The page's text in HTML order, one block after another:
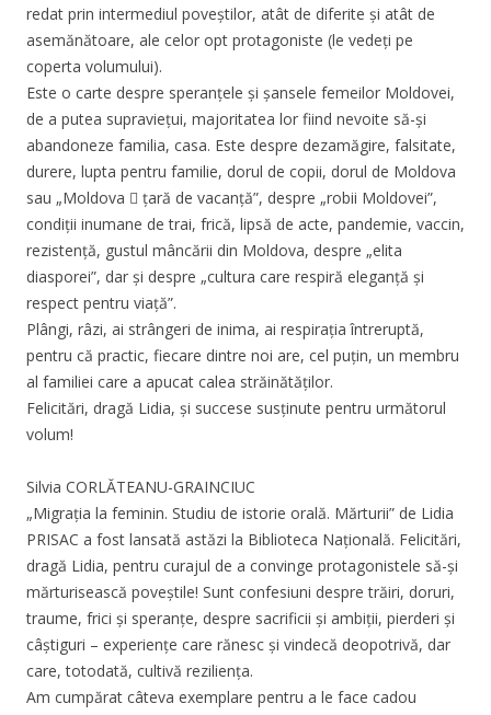
redat prin intermediul poveștilor, atât de diferite și atât de
asemănătoare, ale celor opt protagoniste (le vedeți pe
coperta volumului).
Este o carte despre speranțele și șansele femeilor Moldovei,
de a putea supraviețui, majoritatea lor fiind nevoite să-și
abandoneze familia, casa. Este despre dezamăgire, falsitate,
durere, lupta pentru familie, dorul de copii, dorul de Moldova
sau „Moldova  țară de vacanță”, despre „robii Moldovei”,
condiții inumane de trai, frică, lipsă de acte, pandemie, vaccin,
rezistență, gustul mâncării din Moldova, despre „elita
diasporei”, dar și despre „cultura care respiră eleganță și
respect pentru viață”.
Plângi, râzi, ai strângeri de inima, ai respirația întreruptă,
pentru că practic, fiecare dintre noi are, cel puțin, un membru
al familiei care a apucat calea străinătăților.
Felicitări, dragă Lidia, și succese susținute pentru următorul
volum!
Silvia CORLĂTEANU-GRAINCIUC
„Migrația la feminin. Studiu de istorie orală. Mărturii” de Lidia
PRISAC a fost lansată astăzi la Biblioteca Națională. Felicitări,
dragă Lidia, pentru curajul de a convinge protagonistele să-și
mărturisească poveștile! Sunt confesiuni despre trăiri, doruri,
traume, frici și speranțe, despre sacrificii și ambiții, pierderi și
câștiguri – experiențe care rănesc și vindecă deopotrivă, dar
care, totodată, cultivă reziliența.
Am cumpărat câteva exemplare pentru a le face cadou